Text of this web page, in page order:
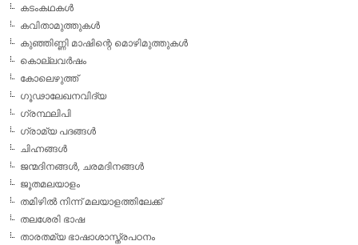
കടംകഥകള്‍
കവിതാമുത്തുകള്‍
കുഞ്ഞിണ്ണി മാഷിന്റെ മൊഴിമുത്തുകള്‍
കൊല്ലവര്‍ഷം
കോലെഴുത്ത്
ഗൂഢാലേഖനവിദ്യ
ഗ്രന്ഥലിപി
ഗ്രാമ്യ പദങ്ങള്‍
ചിഹ്നങ്ങള്‍
ജന്മദിനങ്ങള്‍, ചരമദിനങ്ങള്‍
ജൂതമലയാളം
തമിഴില്‍ നിന്ന് മലയാളത്തിലേക്ക്
തലശേരി ഭാഷ
താരതമ്യ ഭാഷാശാസ്ത്രപഠനം